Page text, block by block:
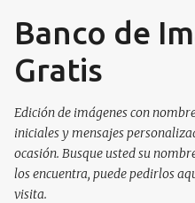
Ir al
Banco de
Gratis
Edición de imágenes con
iniciales y mensajes
ocasión. Busque usted su
los encuentra, puede pedirlos
visita.